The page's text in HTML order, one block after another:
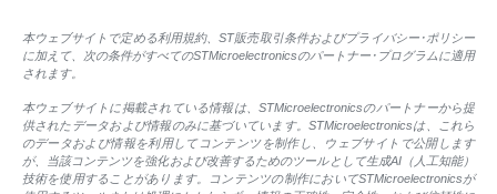
本ウェブサイトで定める利用規約、ST販売取引条件およびプライバシー･ポリシー
に加えて、次の条件がすべてのSTMicroelectronicsのパートナー･プログラムに適用
されます。
本ウェブサイトに掲載されている情報は、STMicroelectronicsのパートナーから提
供されたデータおよび情報のみに基づいています。STMicroelectronicsは、これら
のデータおよび情報を利用してコンテンツを制作し、ウェブサイトで公開します
が、当該コンテンツを強化および改善するためのツールとして生成AI（人工知能）
技術を使用することがあります。コンテンツの制作においてSTMicroelectronicsが